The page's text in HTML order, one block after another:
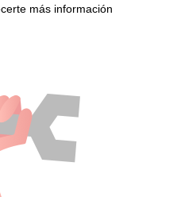
más información